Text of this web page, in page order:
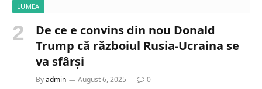
LUMEA
De ce e convins din nou Donald
Trump că războiul Rusia-Ucraina se
va sfârși
Byadmin August 6, 2025 0